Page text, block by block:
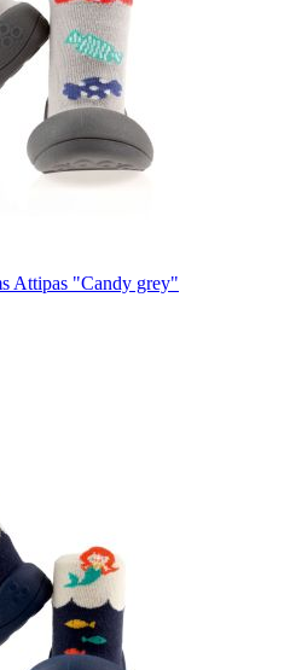
Attipas "Candy grey"